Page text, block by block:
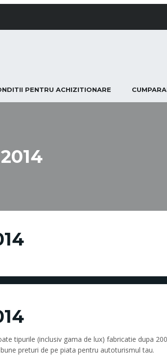
PENTRU ACHIZITIONARE
tipurile (inclusiv gama de lux) fabricatie dupa
preturi de pe piata pentru autoturismul tau.